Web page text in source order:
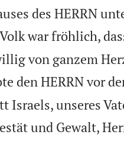
des HERRN
war fröhlich,
von ganzem
den HERRN vor
Israels, unseres
und Gewalt,